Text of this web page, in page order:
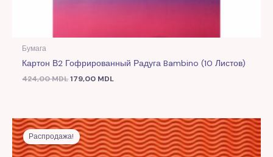
Бумага
Картон В2 Гофрированный Радуга Bambino (10 Листов)
424,00MDL179,00 MDL
Распродажа!
Первоначальная
цена
составляла
99,00 MDL.
Текущая
цена:
39,00 MDL.